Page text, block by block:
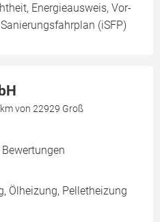
Energieausweis, Vor-
(iSFP)
von 22929 Groß
Ölheizung, Pelletheizung